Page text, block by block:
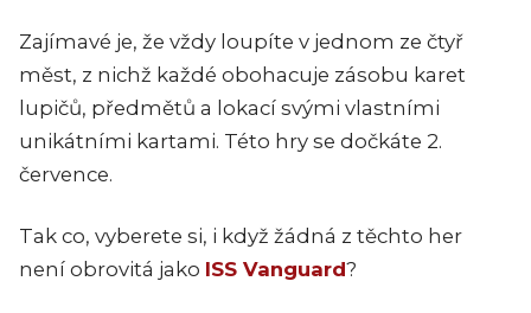
Zajímavé je, že vždy loupíte v jednom ze čtyř
měst, z nichž každé obohacuje zásobu karet
lupičů, předmětů a lokací svými vlastními
unikátními kartami. Této hry se dočkáte 2.
července.
Tak co, vyberete si, i když žádná z těchto her
není obrovitá jako ISS Vanguard?